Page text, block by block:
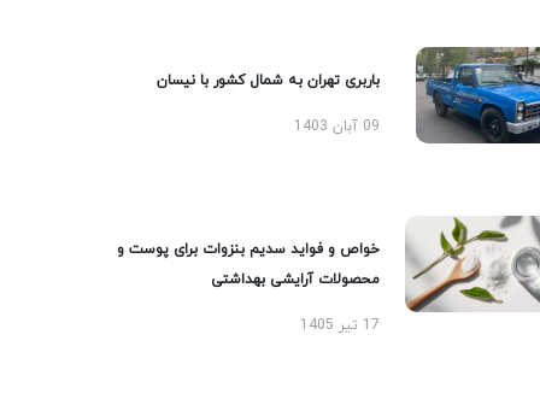
باربری تهران به شمال کشور با نیسان
09 آبان 1403
خواص و فواید سدیم بنزوات برای پوست و
محصولات آرایشی بهداشتی
17 تیر 1405